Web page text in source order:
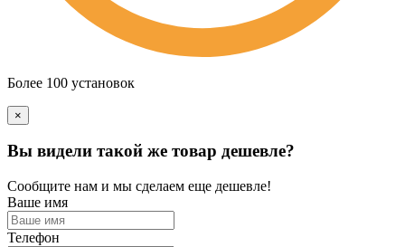
Более 100 установок
×
Вы видели такой же товар дешевле?
Сообщите нам и мы сделаем еще дешевле!
Ваше имя
Телефон